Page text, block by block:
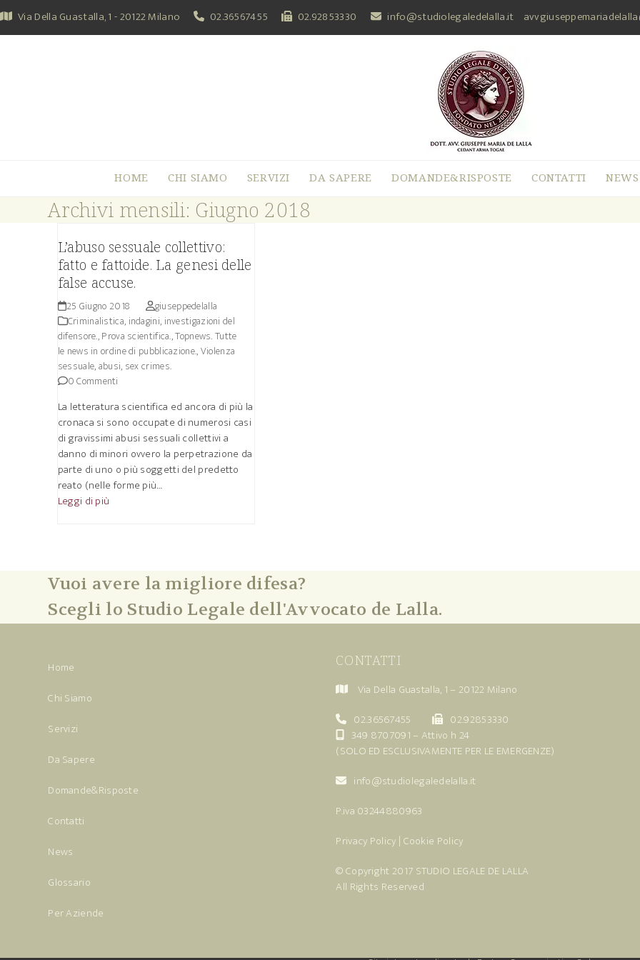
Skip
to
content
Via Della Guastalla, 1 - 20122 Milano 02.36567455 02.92853330 info@studiolegaledelalla.it
HOME CHI SIAMO SERVIZI DA SAPERE DOMANDE&RISPOSTE CONTATTI NEWS
Archivi mensili: Giugno 2018
L’abuso sessuale collettivo:
fatto e fattoide. La genesi delle
false accuse.
25 Giugno 2018
giuseppedelalla
Criminalistica, indagini, investigazioni del
difensore.,Prova scientifica.,Topnews. Tutte
le news in ordine di pubblicazione.,Violenza
sessuale, abusi, sex crimes.
0 Commenti
La letteratura scientifica ed ancora di più la
cronaca si sono occupate di numerosi casi
di gravissimi abusi sessuali collettivi a
danno di minori ovvero la perpetrazione da
parte di uno o più soggetti del predetto
reato (nelle forme più…
Leggi di più
Vuoi avere la migliore difesa?
Scegli lo Studio Legale dell'Avvocato de Lalla.
Home
Chi Siamo
Servizi
Da Sapere
Domande&Risposte
Contatti
News
Glossario
Per Aziende
CONTATTI
Via Della Guastalla, 1 – 20122 Milano
02.36567455
02.92853330
349 8707091 – Attivo h 24
(SOLO ED ESCLUSIVAMENTE PER LE EMERGENZE)
info@studiolegaledelalla.it
P.iva 03244880963
Privacy Policy | Cookie Policy
© Copyright 2017 STUDIO LEGALE DE LALLA
All Rights Reserved